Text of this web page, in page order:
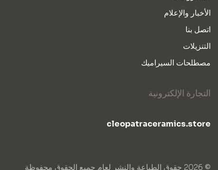
الأخبار والإعلام
اتصل بنا
التنزيلات
مصطلحات السيراميك
التجارة الإلكترونية
cleopatraceramics.store
© 2026 حقوق الطباعة والنشر لعام جميع الحقوق محفوظة